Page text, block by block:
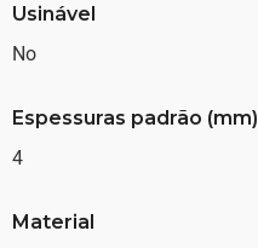
Usinável
No
Espessuras padrão (mm)
4
Material